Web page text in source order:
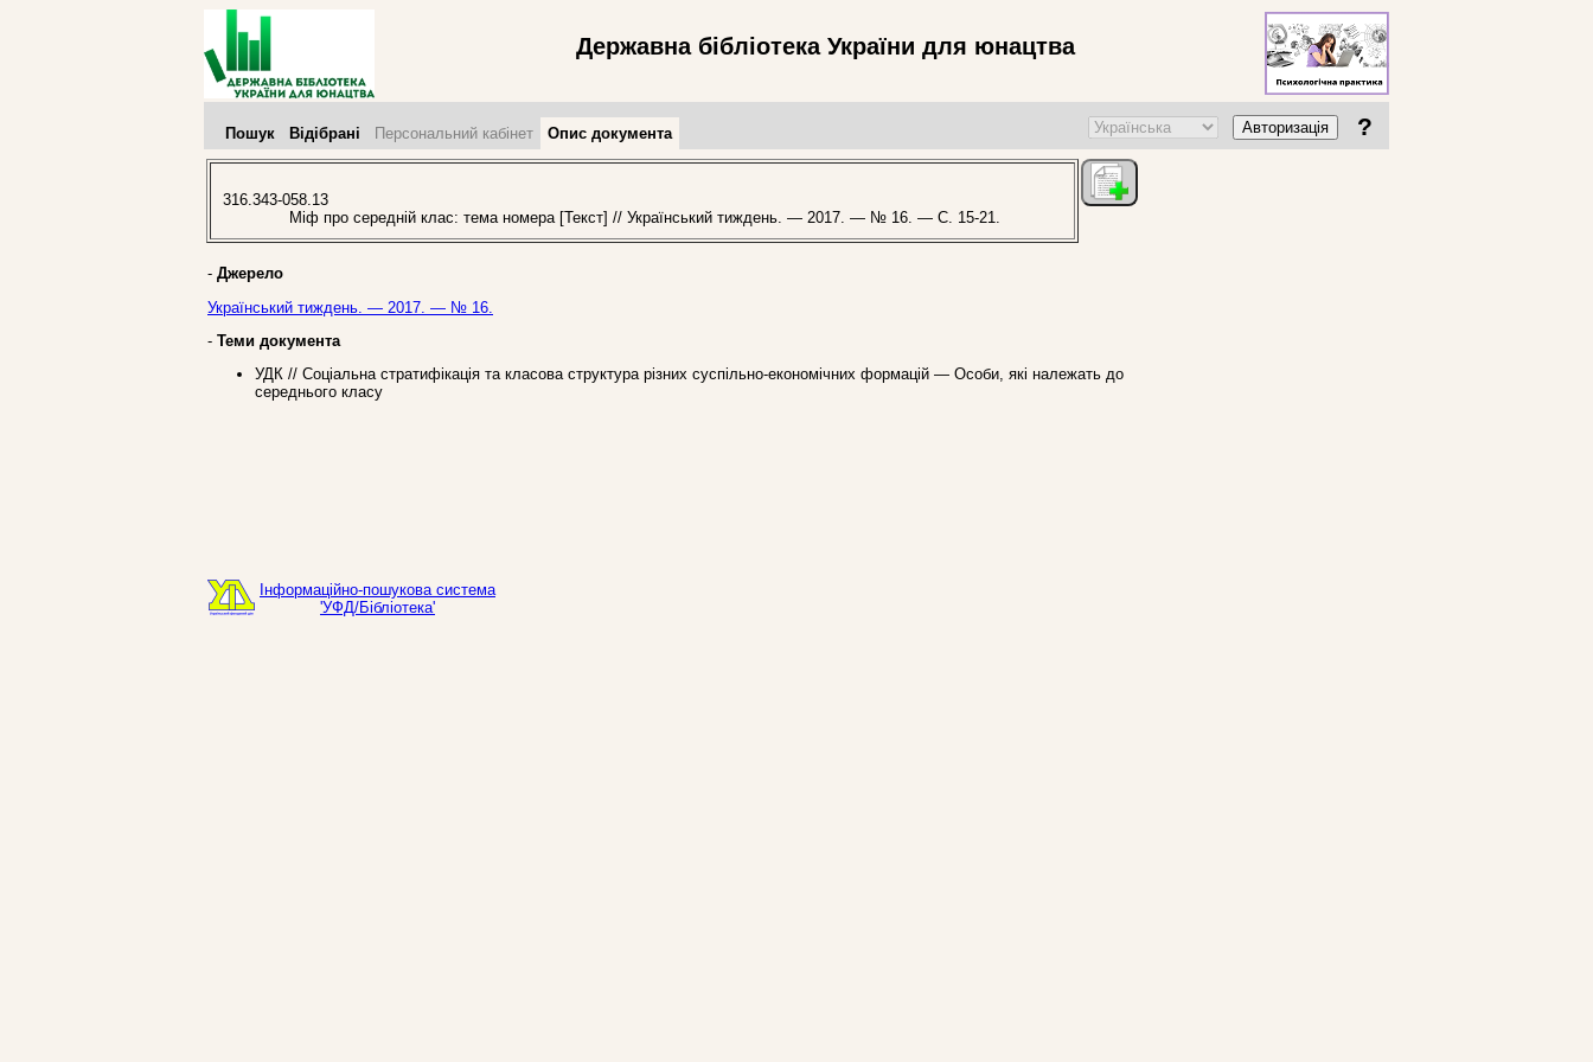
Державна бібліотека України для юнацтва
Пошук Відібрані Персональний кабінет Опис документа Авторизація ?
316.343-058.13
Міф про середній клас: тема номера [Текст] // Український тиждень. — 2017. — № 16. — С. 15-21.
- Джерело
Український тиждень. — 2017. — № 16.
- Теми документа
УДК // Соціальна стратифікація та класова структура різних суспільно-економічних формацій — Особи, які належать до
середнього класу
Інформаційно-пошукова система
'УФД/Бібліотека'